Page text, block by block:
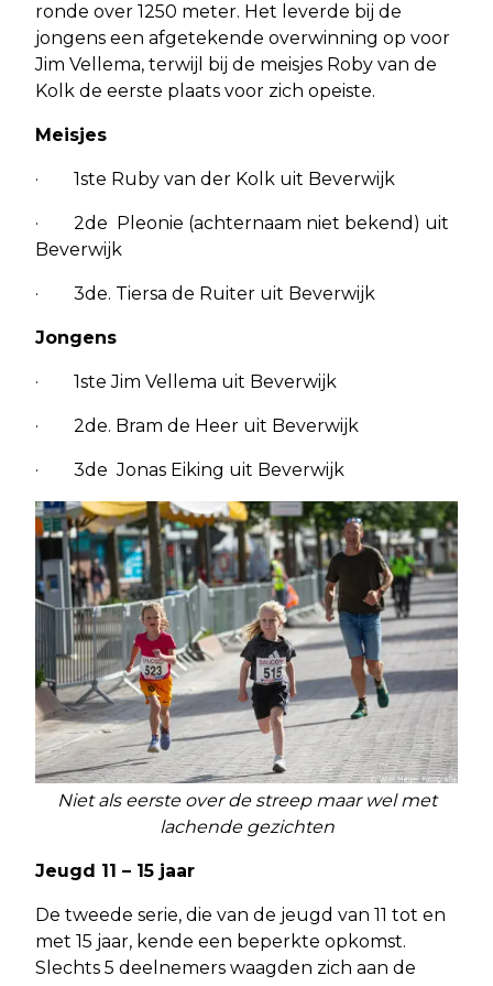
ronde over 1250 meter. Het leverde bij de
jongens een afgetekende overwinning op voor
Jim Vellema, terwijl bij de meisjes Roby van de
Kolk de eerste plaats voor zich opeiste.
Meisjes
· 1ste Ruby van der Kolk uit Beverwijk
· 2de Pleonie (achternaam niet bekend) uit
Beverwijk
· 3de. Tiersa de Ruiter uit Beverwijk
Jongens
· 1ste Jim Vellema uit Beverwijk
· 2de. Bram de Heer uit Beverwijk
· 3de Jonas Eiking uit Beverwijk
Niet als eerste over de streep maar wel met
lachende gezichten
Jeugd 11 – 15 jaar
De tweede serie, die van de jeugd van 11 tot en
met 15 jaar, kende een beperkte opkomst.
Slechts 5 deelnemers waagden zich aan de